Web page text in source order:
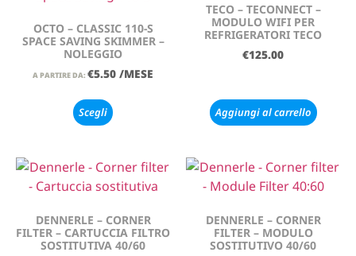
OCTO – CLASSIC 110-S
SPACE SAVING SKIMMER –
NOLEGGIO
A PARTIRE DA: €5.50 /MESE
Scegli
TECO – TECONNECT –
MODULO WIFI PER
REFRIGERATORI TECO
€125.00
Aggiungi al carrello
DENNERLE – CORNER
FILTER – CARTUCCIA FILTRO
SOSTITUTIVA 40/60
DENNERLE – CORNER
FILTER – MODULO
SOSTITUTIVO 40/60